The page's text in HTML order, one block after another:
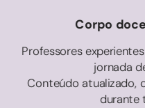
Corpo
Professores
jornada
Conteúdo atualizado,
durante